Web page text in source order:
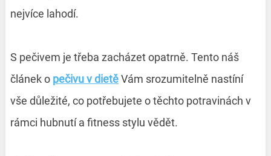
nejvíce lahodí.
S pečivem je třeba zacházet opatrně. Tento náš
článek o pečivu v dietěVám srozumitelně nastíní
vše důležité, co potřebujete o těchto potravinách v
rámci hubnutí a fitness stylu vědět.